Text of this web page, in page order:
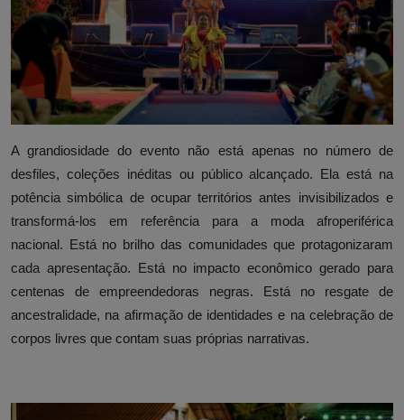
A grandiosidade do evento não está apenas no número de
desfiles, coleções inéditas ou público alcançado. Ela está na
potência simbólica de ocupar territórios antes invisibilizados e
transformá-los em referência para a moda afroperiférica
nacional. Está no brilho das comunidades que protagonizaram
cada apresentação. Está no impacto econômico gerado para
centenas de empreendedoras negras. Está no resgate de
ancestralidade, na afirmação de identidades e na celebração de
corpos livres que contam suas próprias narrativas.